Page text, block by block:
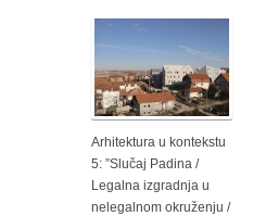
Arhitektura u kontekstu
5: ”Slučaj Padina /
Legalna izgradnja u
nelegalnom okruženju /